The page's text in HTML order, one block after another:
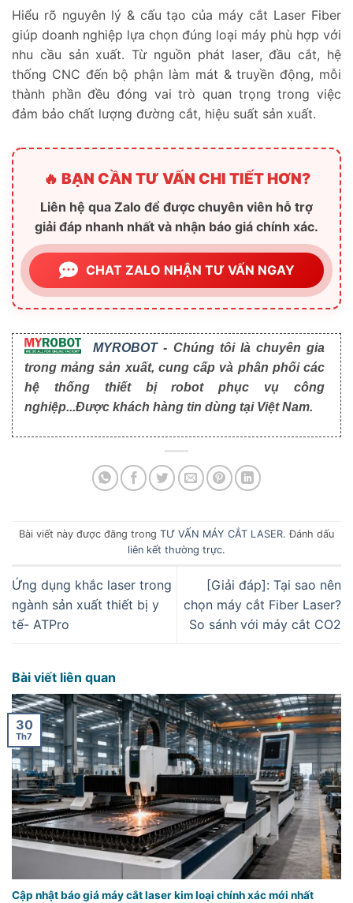
Hiểu rõ nguyên lý & cấu tạo của máy cắt Laser Fiber
giúp doanh nghiệp lựa chọn đúng loại máy phù hợp với
nhu cầu sản xuất. Từ nguồn phát laser, đầu cắt, hệ
thống CNC đến bộ phận làm mát & truyền động, mỗi
thành phần đều đóng vai trò quan trọng trong việc
đảm bảo chất lượng đường cắt, hiệu suất sản xuất.
🔥 BẠN CẦN TƯ VẤN CHI TIẾT HƠN?
Liên hệ qua Zalo để được chuyên viên hỗ trợ
giải đáp nhanh nhất và nhận báo giá chính xác.
CHAT ZALO NHẬN TƯ VẤN NGAY
MYROBOT- Chúng tôi là chuyên gia
trong mảng sản xuất, cung cấp và phân phối các
hệ thống thiết bị robot phục vụ công
nghiệp...Được khách hàng tin dùng tại Việt Nam.
Bài viết này được đăng trong TƯ VẤN MÁY CẮT LASER. Đánh dấu
liên kết thường trực.
Ứng dụng khắc laser trong
ngành sản xuất thiết bị y
tế- ATPro
[Giải đáp]: Tại sao nên
chọn máy cắt Fiber Laser?
So sánh với máy cắt CO2
Bài viết liên quan
Cập nhật báo giá máy cắt laser kim loại chính xác mới nhất
30
Th7